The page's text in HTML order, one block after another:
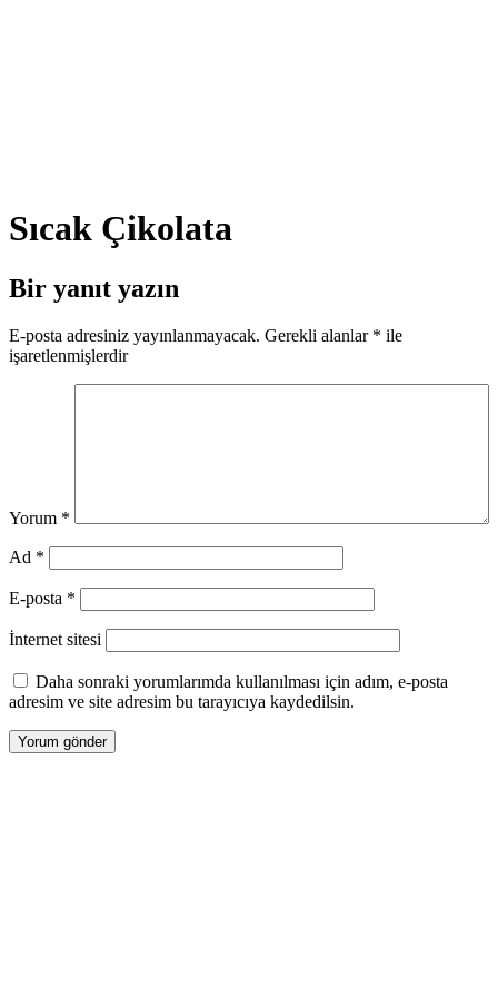
Sıcak Çikolata
Bir yanıt yazın
E-posta adresiniz yayınlanmayacak. Gerekli alanlar * ile
işaretlenmişlerdir
Yorum *
Ad *
E-posta *
İnternet sitesi
Daha sonraki yorumlarımda kullanılması için adım, e-posta
adresim ve site adresim bu tarayıcıya kaydedilsin.